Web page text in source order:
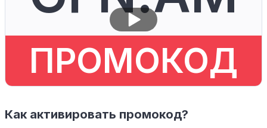
ПРОМОКОД
Как активировать промокод?